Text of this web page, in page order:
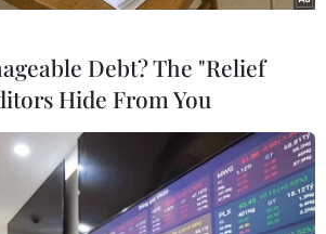
Debt? The "Relief
Hide From You